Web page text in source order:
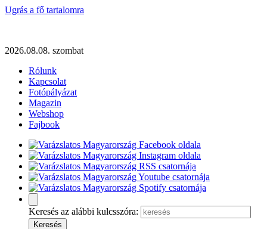
Ugrás a fő tartalomra
2026.08.08. szombat
Rólunk
Kapcsolat
Fotópályázat
Magazin
Webshop
Fajbook
Keresés az alábbi kulcsszóra: